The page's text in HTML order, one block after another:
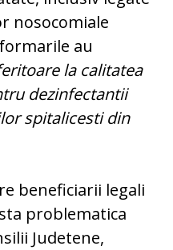
nosocomiale
au
la calitatea
dezinfectantii
spitalicesti din
beneficiarii legali
problematica
Judetene,